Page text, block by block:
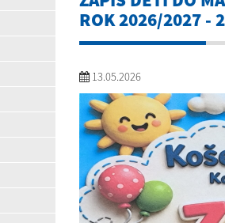
ROK 2026/2027 -
13.05.2026